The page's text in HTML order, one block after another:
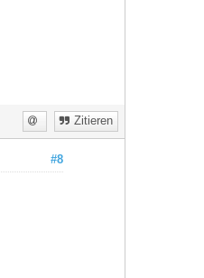
Zitieren
#8